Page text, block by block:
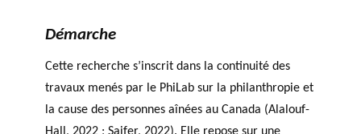
Démarche
Cette recherche s’inscrit dans la continuité des
travaux menés par le PhiLab sur la philanthropie et
la cause des personnes aînées au Canada (Alalouf-